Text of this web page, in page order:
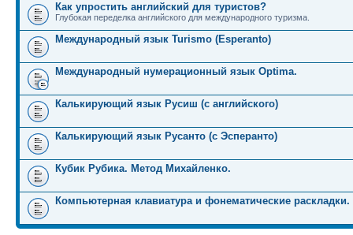
Как упростить английский для туристов?
Глубокая переделка английского для международного туризма.
Международный язык Turismo (Esperanto)
Международный нумерационный язык Optima.
Калькирующий язык Русиш (с английского)
Калькирующий язык Русанто (с Эсперанто)
Кубик Рубика. Метод Михайленко.
Компьютерная клавиатура и фонематические раскладки.